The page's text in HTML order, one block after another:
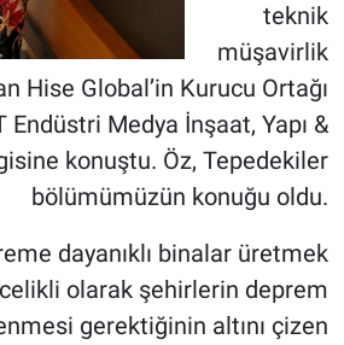
teknik
müşavirlik
Hise Global’in Kurucu Ortağı
Endüstri Medya İnşaat, Yapı &
konuştu. Öz, Tepedekiler
bölümümüzün konuğu oldu.
dayanıklı binalar üretmek
olarak şehirlerin deprem
gerektiğinin altını çizen